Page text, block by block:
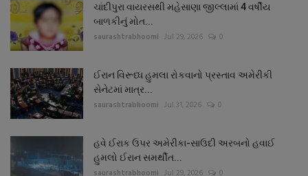
ચાંદીપુરા વાયરસથી મહેસાણા જીલ્લામાં 4 વર્ષીય
બાળકીનું મોત...
saurashtrabhoomi Jul 29, 2026 0
ઈરાન વિરૂધ્ધ હુમલા રોકવાનો પ્રસ્તાવ અમેરીકી
સેનેટમાં માત્ર...
saurashtrabhoomi Jul 31, 2026 0
હવે ઈરાક ઉપર અમેરીકા-સાઉદી અરબનો હવાઈ
હુમલો ઈરાન સમર્થીત...
saurashtrabhoomi Jul 29, 2026 0